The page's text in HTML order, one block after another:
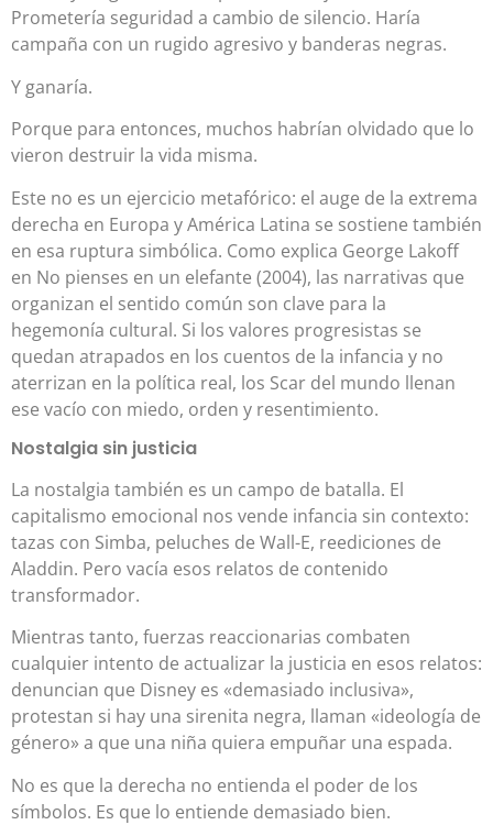
Prometería seguridad a cambio de silencio. Haría
campaña con un rugido agresivo y banderas negras.
Y ganaría.
Porque para entonces, muchos habrían olvidado que lo
vieron destruir la vida misma.
Este no es un ejercicio metafórico: el auge de la extrema
derecha en Europa y América Latina se sostiene también
en esa ruptura simbólica. Como explica George Lakoff
en No pienses en un elefante (2004), las narrativas que
organizan el sentido común son clave para la
hegemonía cultural. Si los valores progresistas se
quedan atrapados en los cuentos de la infancia y no
aterrizan en la política real, los Scar del mundo llenan
ese vacío con miedo, orden y resentimiento.
Nostalgia sin justicia
La nostalgia también es un campo de batalla. El
capitalismo emocional nos vende infancia sin contexto:
tazas con Simba, peluches de Wall-E, reediciones de
Aladdin. Pero vacía esos relatos de contenido
transformador.
Mientras tanto, fuerzas reaccionarias combaten
cualquier intento de actualizar la justicia en esos relatos:
denuncian que Disney es «demasiado inclusiva»,
protestan si hay una sirenita negra, llaman «ideología de
género» a que una niña quiera empuñar una espada.
No es que la derecha no entienda el poder de los
símbolos. Es que lo entiende demasiado bien.